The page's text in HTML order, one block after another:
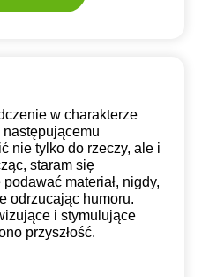
w charakterze
następującemu
nie tylko do rzeczy, ale i
staram się
materiał, nigdy,
odrzucając humoru.
i stymulujące
przyszłość.